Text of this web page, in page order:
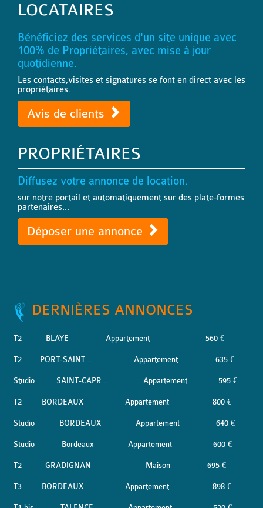
LOCATAIRES
Bénéficiez des services d'un site unique avec
100% de Propriétaires, avec mise à jour
quotidienne.
Les contacts,visites et signatures se font en direct avec les
propriétaires.
Avis de clients
PROPRIÉTAIRES
Diffusez votre annonce de location.
sur notre portail et automatiquement sur des plate-formes
partenaires...
Déposer une annonce
DERNIÈRES ANNONCES
T2 BLAYE Appartement 560 €
T2 PORT-SAINT .. Appartement 635 €
Studio SAINT-CAPR .. Appartement 595 €
T2 BORDEAUX Appartement 800 €
Studio BORDEAUX Appartement 640 €
Studio Bordeaux Appartement 600 €
T2 GRADIGNAN Maison 695 €
T3 BORDEAUX Appartement 898 €